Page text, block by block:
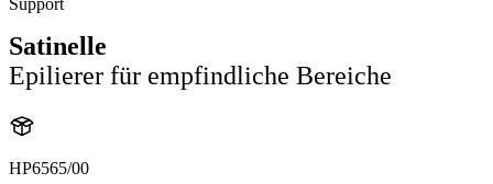
Satinelle
Epilierer für empfindliche Bereiche
HP6565/00